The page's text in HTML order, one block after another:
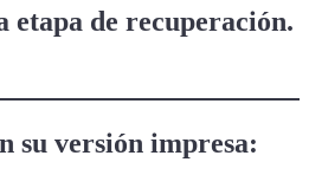
etapa de recuperación.
su versión impresa: